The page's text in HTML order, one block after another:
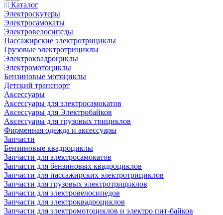
Каталог
Электроскутеры
Электросамокаты
Электровелосипеды
Пассажирские электротрициклы
Грузовые электротрициклы
Электроквадроциклы
Электромотоциклы
Бензиновые мотоциклы
Детский транспорт
Аксессуары
Аксессуары для электросамокатов
Аксессуары для Электробайков
Аксессуары для грузовых трициклов
Фирменная одежда и аксессуары
Запчасти
Бензиновые квадроциклы
Запчасти для электросамокатов
Запчасти для бензиновых квадроциклов
Запчасти для пассажирских электротрициклов
Запчасти для грузовых электротрициклов
Запчасти для электровелосипедов
Запчасти для электроквадроциклов
Запчасти для электромотоциклов и электро пит-байков